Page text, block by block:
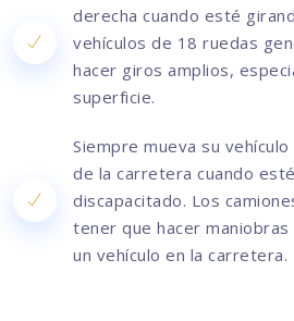
derecha cuando esté
vehículos de 18 ruedas
hacer giros amplios,
superficie.
Siempre mueva su
de la carretera cuando
discapacitado. Los
tener que hacer
un vehículo en la carretera.